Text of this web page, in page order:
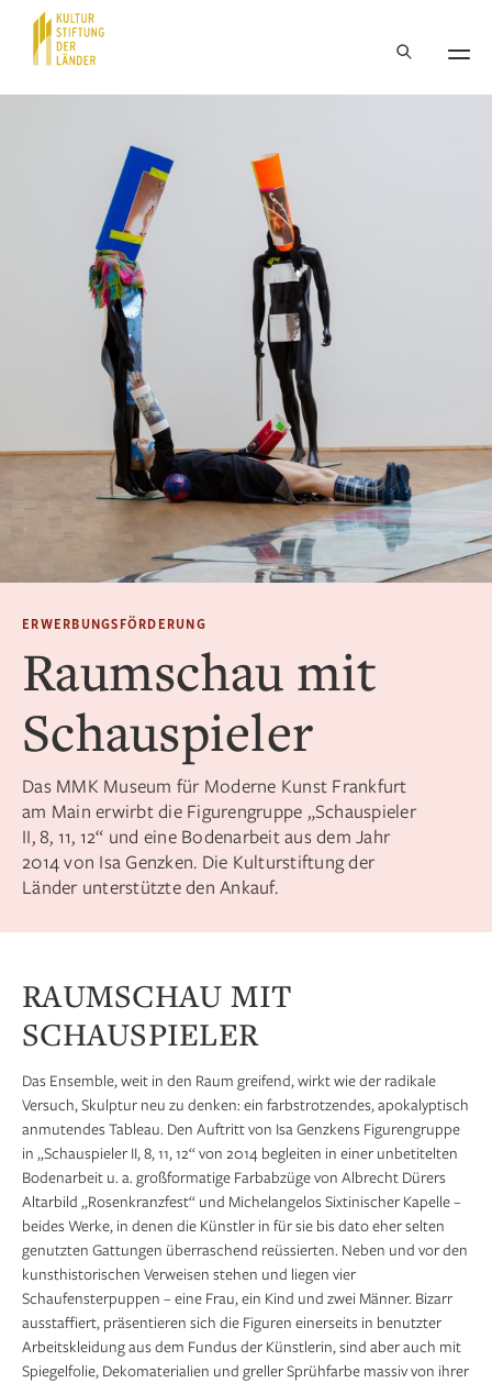
Hauptnavigation
ERWERBUNGSFÖRDERUNG
Raumschau mit
Schauspieler
Das MMK Museum für Moderne Kunst Frankfurt
am Main erwirbt die Figurengruppe „Schauspieler
II, 8, 11, 12“ und eine Bodenarbeit aus dem Jahr
2014 von Isa Genzken. Die Kulturstiftung der
Länder unterstützte den Ankauf.
RAUMSCHAU MIT
SCHAUSPIELER
Das Ensemble, weit in den Raum greifend, wirkt wie der radikale
Versuch, Skulptur neu zu denken: ein farbstrotzendes, apokalyptisch
anmutendes Tableau. Den Auftritt von Isa Genzkens Figurengruppe
in „Schauspieler II, 8, 11, 12“ von 2014 begleiten in einer unbetitelten
Bodenarbeit u. a. großformatige Farbabzüge von Albrecht Dürers
Altarbild „Rosenkranzfest“ und Michelangelos Sixtinischer Kapelle –
beides Werke, in denen die Künstler in für sie bis dato eher selten
genutzten Gattungen überraschend reüssierten. Neben und vor den
kunsthistorischen Verweisen stehen und liegen vier
Schaufensterpuppen – eine Frau, ein Kind und zwei Männer. Bizarr
ausstaffiert, präsentieren sich die Figuren einerseits in benutzter
Arbeitskleidung aus dem Fundus der Künstlerin, sind aber auch mit
Spiegelfolie, Dekomaterialien und greller Sprühfarbe massiv von ihrer